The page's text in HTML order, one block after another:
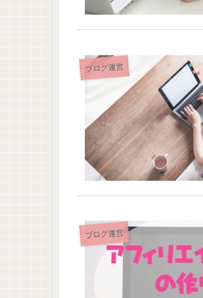
ブログ運営
ブログ運営